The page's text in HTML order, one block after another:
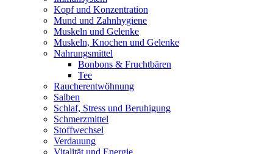
Kopf und Konzentration
Mund und Zahnhygiene
Muskeln und Gelenke
Muskeln, Knochen und Gelenke
Nahrungsmittel
Bonbons & Fruchtbären
Tee
Raucherentwöhnung
Salben
Schlaf, Stress und Beruhigung
Schmerzmittel
Stoffwechsel
Verdauung